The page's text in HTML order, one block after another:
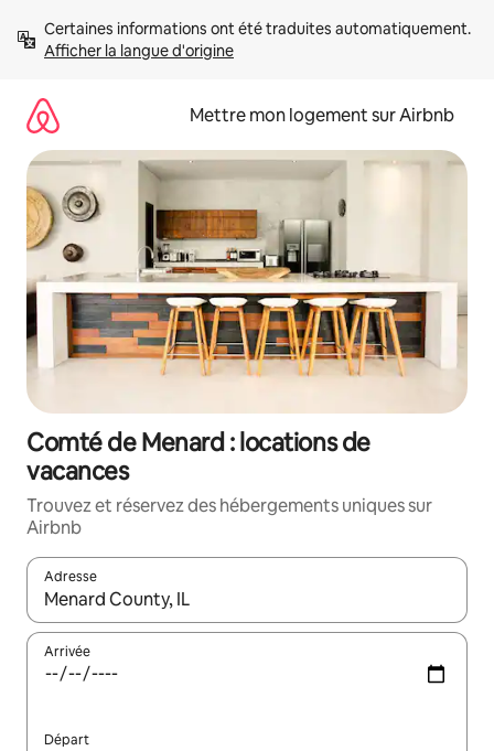
directement
Afficher la langue d'origine
Mettre mon logement sur Airbnb
Comté de Menard : locations de
vacances
Trouvez et réservez des hébergements uniques sur
Airbnb
Adresse
Lorsque les résultats s'affichent, utilisez les flèches vers le
Arrivée
Départ